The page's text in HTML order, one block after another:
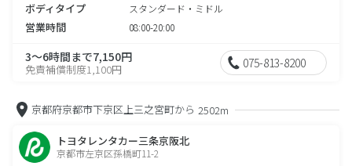
ボディタイプ スタンダード・ミドル
営業時間 08:00-20:00
3～6時間まで7,150円
免責補償制度1,100円 075-813-8200
京都府京都市下京区上三之宮町から 2502m
トヨタレンタカー三条京阪北
京都市左京区孫橋町11-2